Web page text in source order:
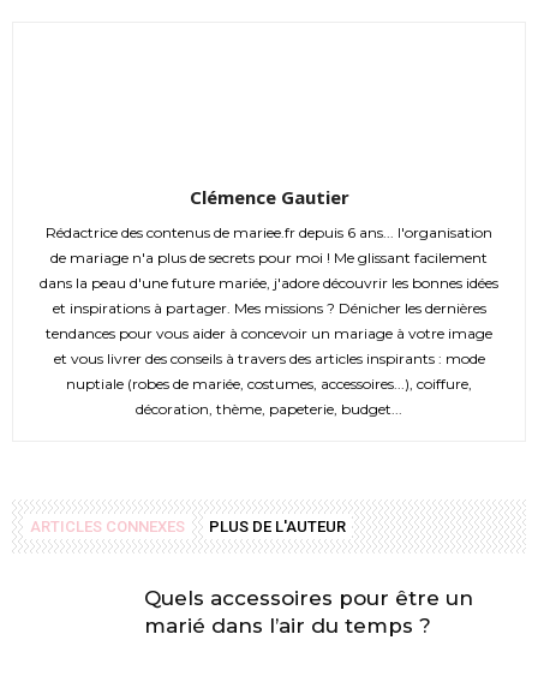
Clémence Gautier
Rédactrice des contenus de mariee.fr depuis 6 ans... l'organisation
de mariage n'a plus de secrets pour moi ! Me glissant facilement
dans la peau d'une future mariée, j'adore découvrir les bonnes idées
et inspirations à partager. Mes missions ? Dénicher les dernières
tendances pour vous aider à concevoir un mariage à votre image
et vous livrer des conseils à travers des articles inspirants : mode
nuptiale (robes de mariée, costumes, accessoires...), coiffure,
décoration, thème, papeterie, budget...
ARTICLES CONNEXES PLUS DE L'AUTEUR
Quels accessoires pour être un
marié dans l’air du temps ?